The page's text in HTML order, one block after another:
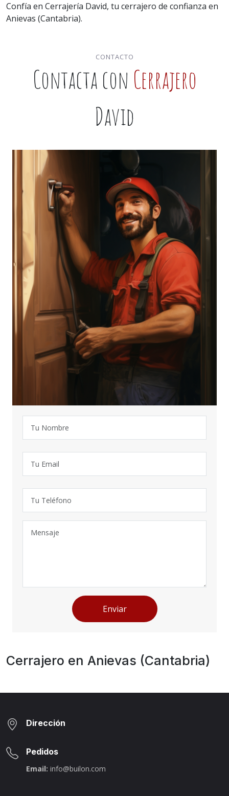
Confía en Cerrajería David, tu cerrajero de confianza en
Anievas (Cantabria).
CONTACTO
Contacta con Cerrajero
David
Enviar
Cerrajero en Anievas (Cantabria)
Dirección
Pedidos
Email: info@builon.com